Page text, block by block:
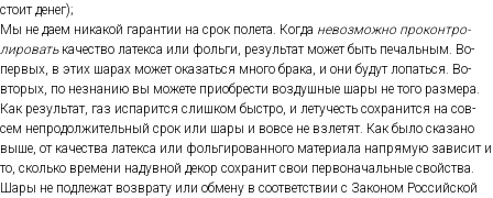
сто­ит де­нег);
Мы не да­ем ни­какой га­ран­тии на срок по­лета. Ког­да не­воз­можно про­кон­тро­
лиро­ватька­чес­тво ла­тек­са или фоль­ги, ре­зуль­тат мо­жет быть пе­чаль­ным. Во-
пер­вых, в этих ша­рах мо­жет ока­зать­ся мно­го бра­ка, и они бу­дут ло­пать­ся. Во-
вто­рых, по нез­на­нию вы мо­жете при­об­рести воз­душные ша­ры не то­го раз­ме­ра.
Как ре­зуль­тат, газ ис­па­рит­ся слиш­ком быс­тро, и ле­тучесть сох­ра­нит­ся на сов­
сем неп­ро­дол­жи­тель­ный срок или ша­ры и вов­се не взле­тят. Как бы­ло ска­зано
вы­ше, от ка­чес­тва ла­тек­са или фоль­ги­рован­но­го ма­тери­ала нап­ря­мую за­висит и
то, сколь­ко вре­мени на­дув­ной де­кор сох­ра­нит свои пер­во­началь­ные свой­ства.
Ша­ры не под­ле­жат воз­вра­ту или об­ме­ну в со­от­ветс­твии с За­коном Рос­сий­ской